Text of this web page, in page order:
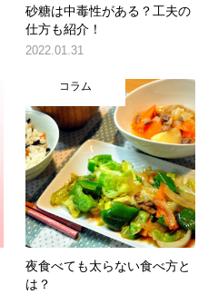
砂糖は中毒性がある？工夫の
仕方も紹介！
2022.01.31
コラム
夜食べても太らない食べ方と
は？